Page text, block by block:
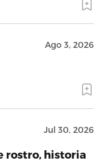
Ago 3, 2026
Jul 30, 2026
rostro, historia